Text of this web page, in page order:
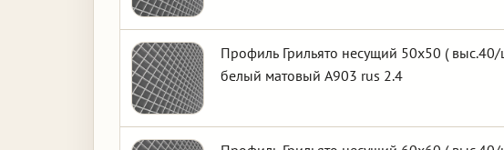
Профиль Грильято несущий 50х50 (
белый матовый А903 rus 2.4